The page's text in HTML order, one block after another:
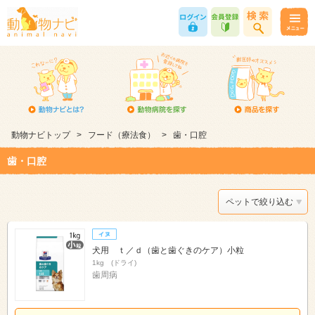
動物ナビトップ > フード（療法食） > 歯・口腔
歯・口腔
ペットで絞り込む
犬用 ｔ／ｄ（歯と歯ぐきのケア）小粒
1kg (ドライ)
歯周病